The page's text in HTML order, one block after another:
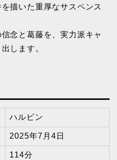
描いた重厚なサスペンス
念と葛藤を、実力派キャ
します。
ハルビン
2025年7月4日
114分